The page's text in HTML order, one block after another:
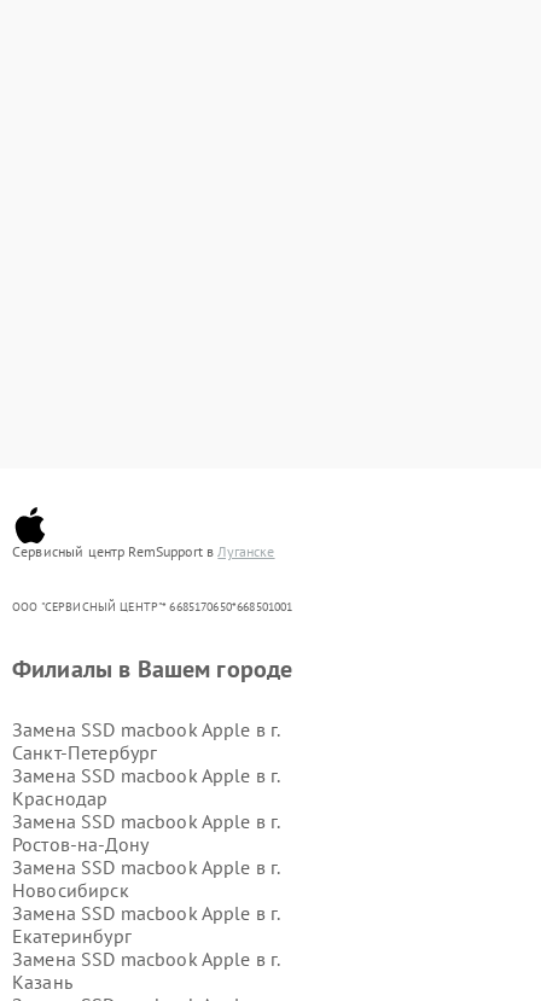
Сервисный центр RemSupport вЛуганске
ООО "СЕРВИСНЫЙ ЦЕНТР"* 6685170650*668501001
Филиалы в Вашем городе
Замена SSD macbook Apple в г.
Санкт-Петербург
Замена SSD macbook Apple в г.
Краснодар
Замена SSD macbook Apple в г.
Ростов-на-Дону
Замена SSD macbook Apple в г.
Новосибирск
Замена SSD macbook Apple в г.
Екатеринбург
Замена SSD macbook Apple в г.
Казань